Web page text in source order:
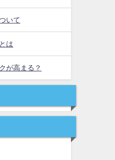
いて
は
が高まる？